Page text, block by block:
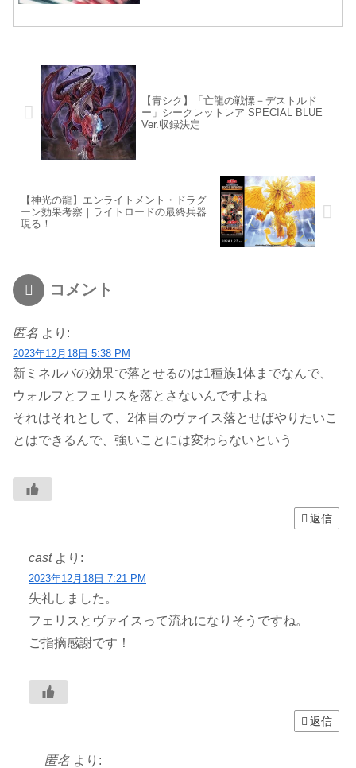
【青シク】「亡龍の戦慄－デストルド
ー」シークレットレア SPECIAL BLUE
Ver.収録決定
【神光の龍】エンライトメント・ドラグ
ーン効果考察｜ライトロードの最終兵器
現る！
コメント
匿名 より:
2023年12月18日 5:38 PM
新ミネルバの効果で落とせるのは1種族1体までなんで、
ウォルフとフェリスを落とさないんですよね
それはそれとして、2体目のヴァイス落とせばやりたいこ
とはできるんで、強いことには変わらないという
返信
cast より:
2023年12月18日 7:21 PM
失礼しました。
フェリスとヴァイスって流れになりそうですね。
ご指摘感謝です！
返信
匿名 より: